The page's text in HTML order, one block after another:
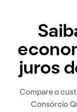
juros
Compare o
Consórcio